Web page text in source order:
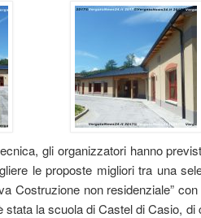
gli organizzatori hanno
le proposte migliori tra una
Costruzione non residenziale”
la scuola di Castel di Casio, di